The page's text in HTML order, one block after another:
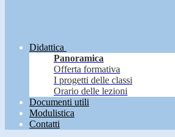
Didattica
Panoramica
Offerta formativa
I progetti delle classi
Orario delle lezioni
Documenti utili
Modulistica
Contatti